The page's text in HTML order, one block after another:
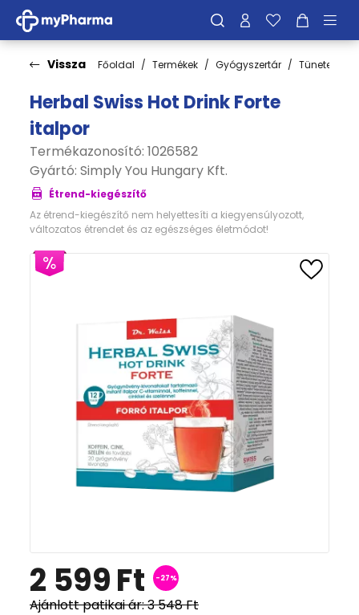
Vissza Főoldal Termékek Gyógyszertár Tünetek
Herbal Swiss Hot Drink Forte
italpor
Termékazonosító: 1026582
Gyártó: Simply You Hungary Kft.
Étrend-kiegészítő
Az étrend-kiegészítő nem helyettesíti a kiegyensúlyozott,
változatos étrendet és az egészséges életmódot!
2 599Ft -27%
Ajánlott patikai ár:3 548Ft